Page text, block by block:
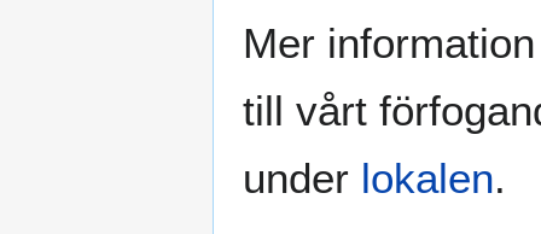
Mer
till vårt
under lokalen.